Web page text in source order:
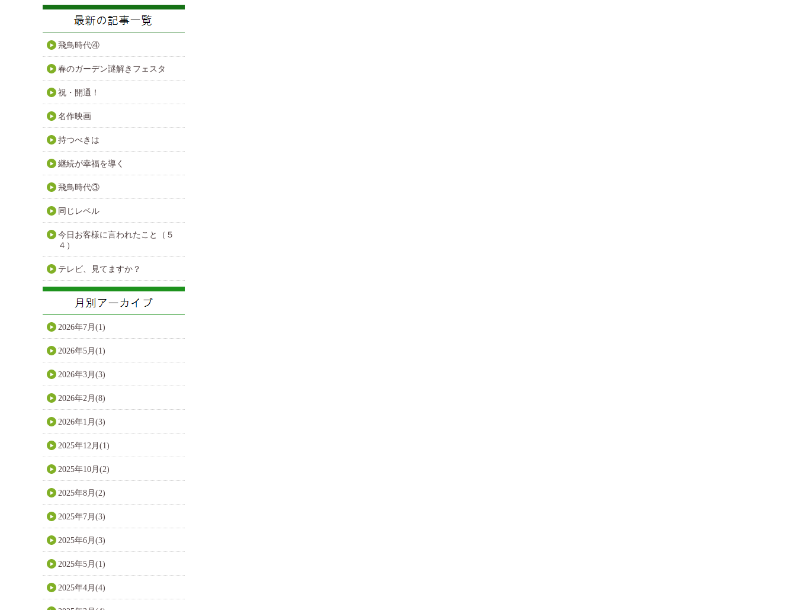
飛鳥時代④
春のガーデン謎解きフェスタ
祝・開通！
名作映画
持つべきは
継続が幸福を導く
飛鳥時代③
同じレベル
今日お客様に言われたこと（５
４）
テレビ、見てますか？
2026年7月(1)
2026年5月(1)
2026年3月(3)
2026年2月(8)
2026年1月(3)
2025年12月(1)
2025年10月(2)
2025年8月(2)
2025年7月(3)
2025年6月(3)
2025年5月(1)
2025年4月(4)